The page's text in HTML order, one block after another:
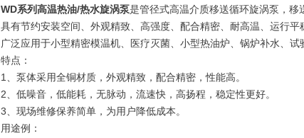
WD系列高温热油/热水旋涡泵是管径式高温介质移送循环旋涡泵，移
具有节约安装空间、外观精致、高强度、配合精密、耐高温、运行平
广泛应用于小型精密模温机、医疗灭菌、小型热油炉、锅炉补水、试
特点：
1、泵体采用全铜材质，外观精致，配合精密，性能高。
2、低噪音，低能耗，无脉动，流速快，高扬程，稳定性更好。
3、现场维修保养简单，为用户降低成本。
用途例：